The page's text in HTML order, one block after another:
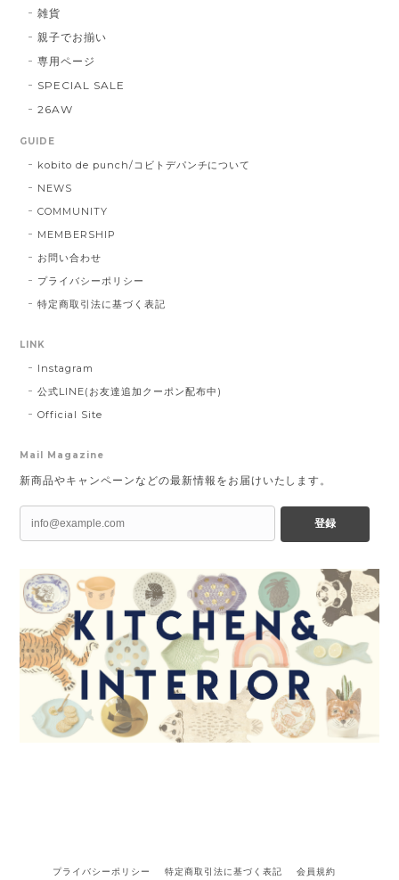
雑貨
親子でお揃い
専用ページ
SPECIAL SALE
26AW
GUIDE
kobito de punch/コビトデパンチについて
NEWS
COMMUNITY
MEMBERSHIP
お問い合わせ
プライバシーポリシー
特定商取引法に基づく表記
LINK
Instagram
公式LINE(お友達追加クーポン配布中)
Official Site
Mail Magazine
新商品やキャンペーンなどの最新情報をお届けいたします。
登録
プライバシーポリシー 特定商取引法に基づく表記 会員規約